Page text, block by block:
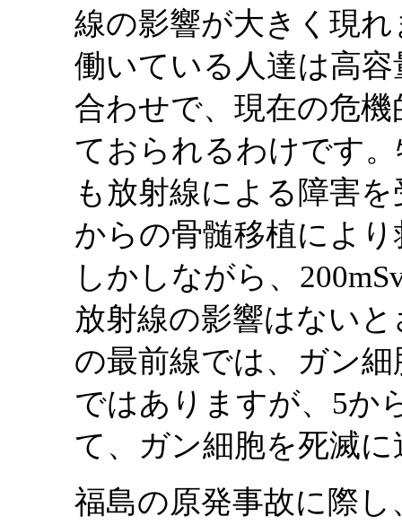
線の影響が大きく現
働いている人達は高
合わせで、現在の危
ておられるわけです
も放射線による障害
からの骨髄移植によ
しかしながら、
放射線の影響はない
の最前線では、ガン
ではありますが、5か
て、ガン細胞を死滅
福島の原発事故に際